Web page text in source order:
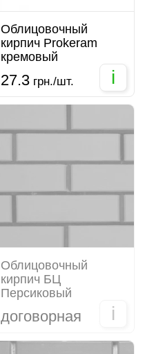
Облицовочный
кирпич Prokeram
кремовый
27.3 грн./шт. i
Облицовочный
кирпич БЦ
Персиковый
договорная i